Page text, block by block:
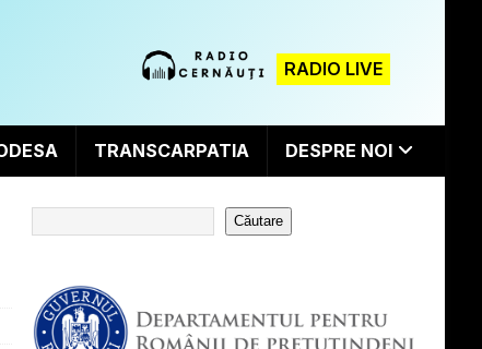
RADIO LIVE
TRANSCARPATIA DESPRE NOI
Căutare